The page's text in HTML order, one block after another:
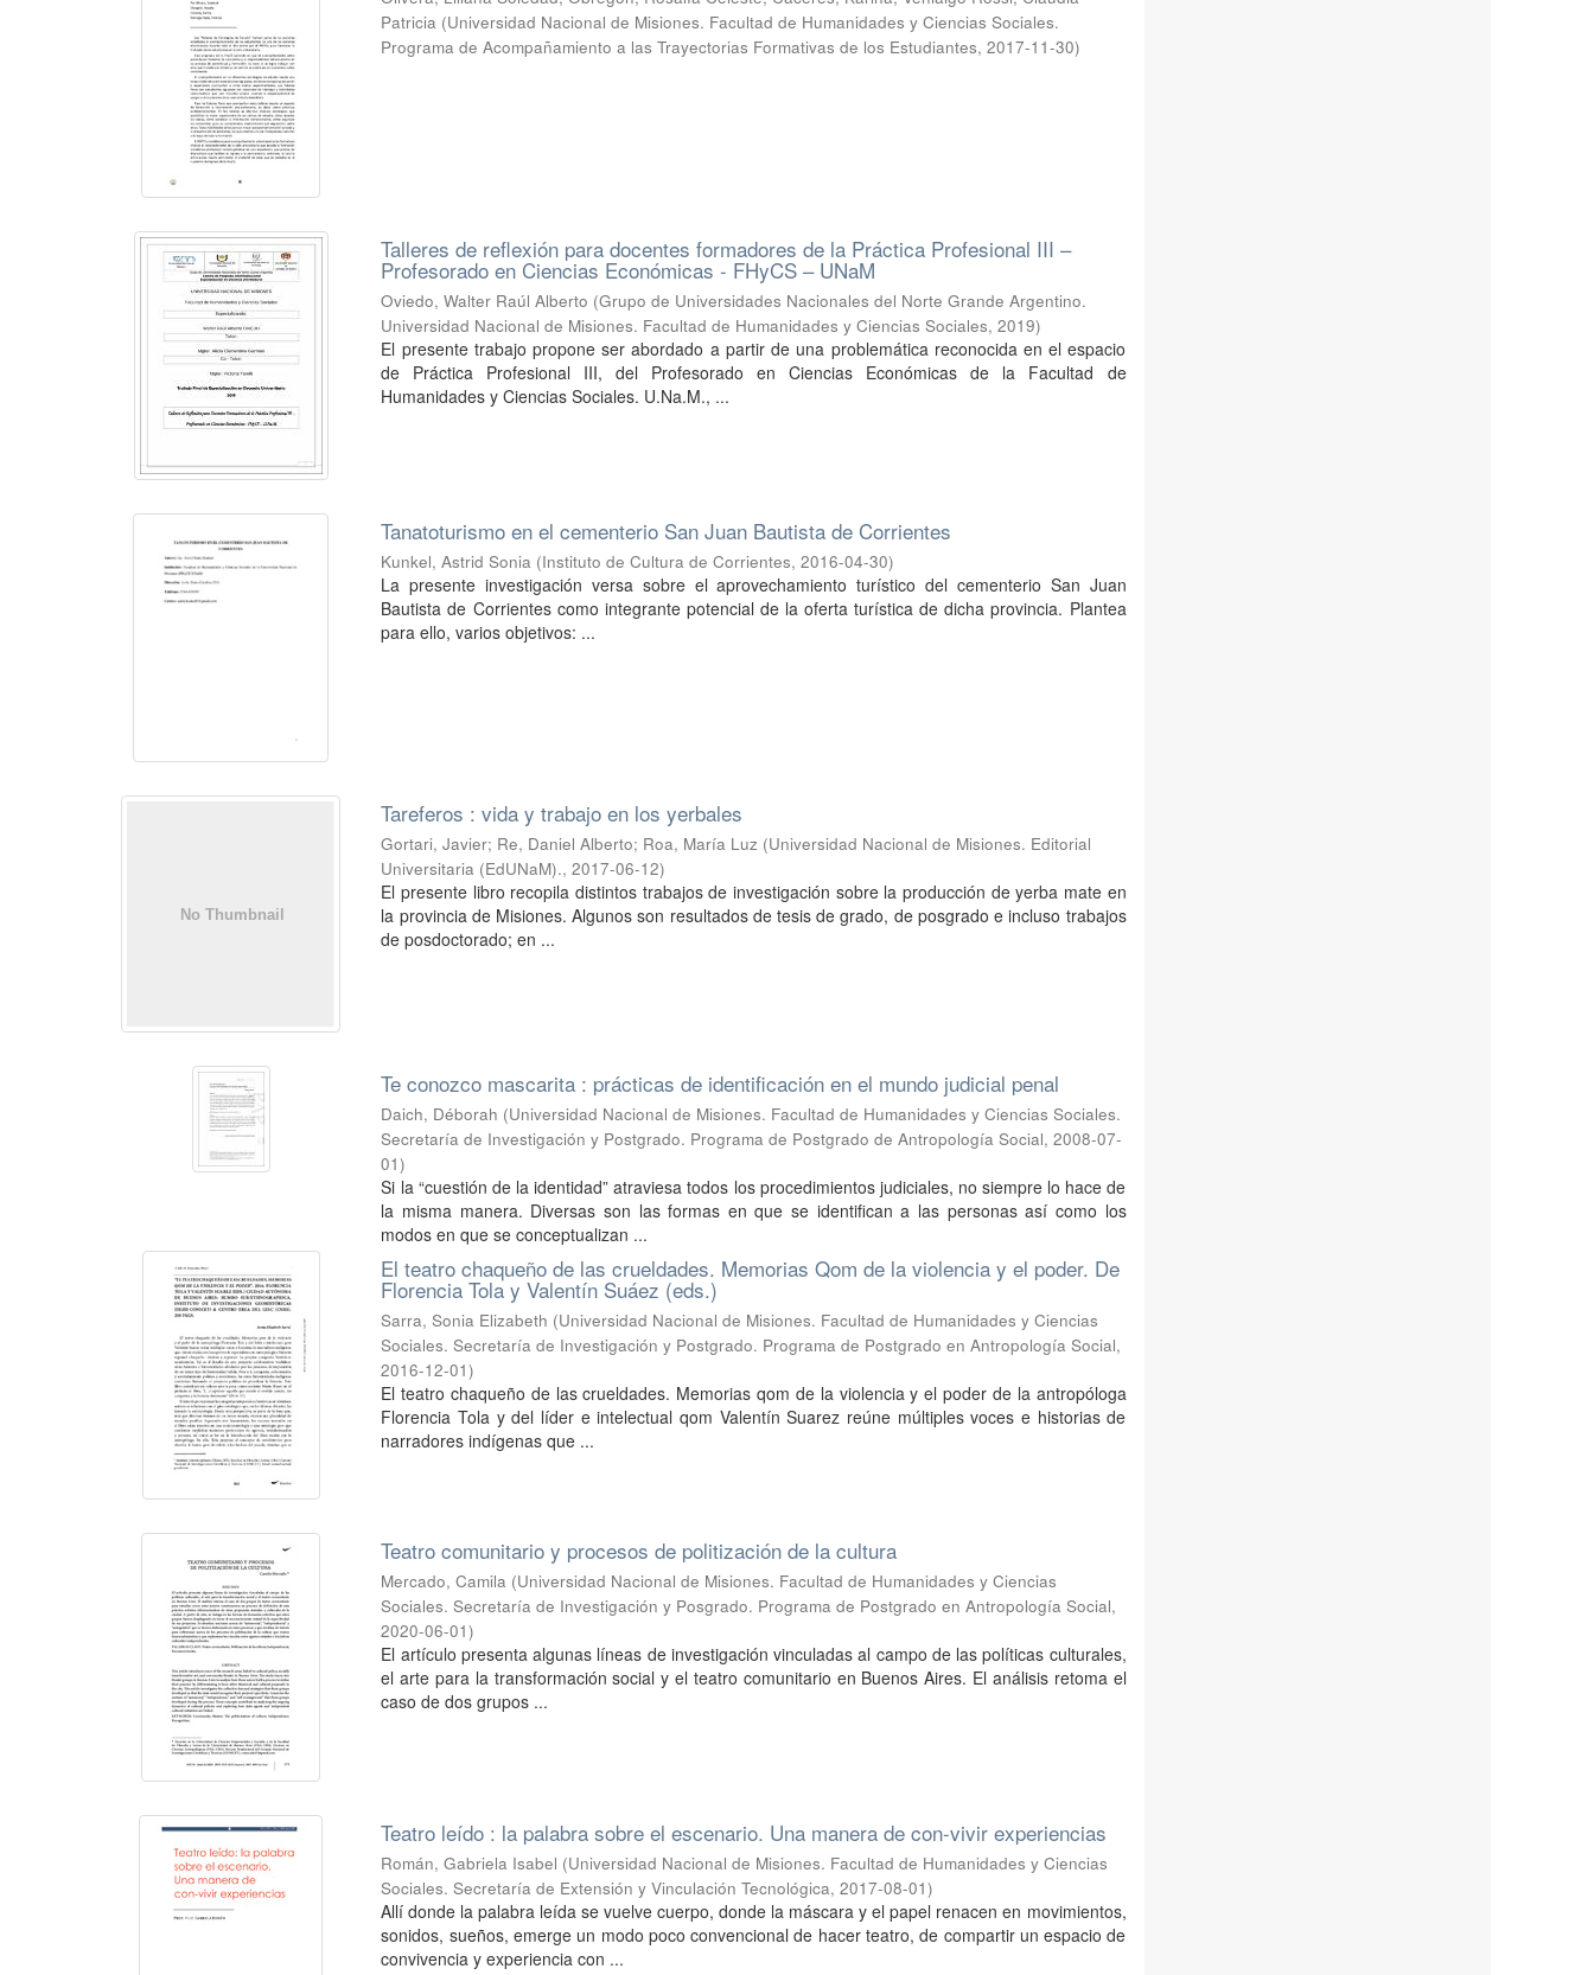
Patricia (Universidad Nacional de Misiones. Facultad de Humanidades y Ciencias Sociales.
Programa de Acompañamiento a las Trayectorias Formativas de los Estudiantes,2017-11-30)
Talleres de reflexión para docentes formadores de la Práctica Profesional III –
Profesorado en Ciencias Económicas - FHyCS – UNaM
Oviedo, Walter Raúl Alberto (Grupo de Universidades Nacionales del Norte Grande Argentino.
Universidad Nacional de Misiones. Facultad de Humanidades y Ciencias Sociales,2019)
El presente trabajo propone ser abordado a partir de una problemática reconocida en el espacio
de Práctica Profesional III, del Profesorado en Ciencias Económicas de la Facultad de
Humanidades y Ciencias Sociales. U.Na.M., ...
Tanatoturismo en el cementerio San Juan Bautista de Corrientes
Kunkel, Astrid Sonia (Instituto de Cultura de Corrientes,2016-04-30)
La presente investigación versa sobre el aprovechamiento turístico del cementerio San Juan
Bautista de Corrientes como integrante potencial de la oferta turística de dicha provincia. Plantea
para ello, varios objetivos: ...
Tareferos : vida y trabajo en los yerbales
Gortari, Javier; Re, Daniel Alberto; Roa, María Luz (Universidad Nacional de Misiones. Editorial
Universitaria (EdUNaM).,2017-06-12)
El presente libro recopila distintos trabajos de investigación sobre la producción de yerba mate en
la provincia de Misiones. Algunos son resultados de tesis de grado, de posgrado e incluso trabajos
de posdoctorado; en ...
Te conozco mascarita : prácticas de identificación en el mundo judicial penal
Daich, Déborah (Universidad Nacional de Misiones. Facultad de Humanidades y Ciencias Sociales.
Secretaría de Investigación y Postgrado. Programa de Postgrado de Antropología Social,2008-07-
01)
Si la “cuestión de la identidad” atraviesa todos los procedimientos judiciales, no siempre lo hace de
la misma manera. Diversas son las formas en que se identifican a las personas así como los
modos en que se conceptualizan ...
El teatro chaqueño de las crueldades. Memorias Qom de la violencia y el poder. De
Florencia Tola y Valentín Suáez (eds.)
Sarra, Sonia Elizabeth (Universidad Nacional de Misiones. Facultad de Humanidades y Ciencias
Sociales. Secretaría de Investigación y Postgrado. Programa de Postgrado en Antropología Social,
2016-12-01)
El teatro chaqueño de las crueldades. Memorias qom de la violencia y el poder de la antropóloga
Florencia Tola y del líder e intelectual qom Valentín Suarez reúne múltiples voces e historias de
narradores indígenas que ...
Teatro comunitario y procesos de politización de la cultura
Mercado, Camila (Universidad Nacional de Misiones. Facultad de Humanidades y Ciencias
Sociales. Secretaría de Investigación y Posgrado. Programa de Postgrado en Antropología Social,
2020-06-01)
El artículo presenta algunas líneas de investigación vinculadas al campo de las políticas culturales,
el arte para la transformación social y el teatro comunitario en Buenos Aires. El análisis retoma el
caso de dos grupos ...
Teatro leído : la palabra sobre el escenario. Una manera de con-vivir experiencias
Román, Gabriela Isabel (Universidad Nacional de Misiones. Facultad de Humanidades y Ciencias
Sociales. Secretaría de Extensión y Vinculación Tecnológica,2017-08-01)
Allí donde la palabra leída se vuelve cuerpo, donde la máscara y el papel renacen en movimientos,
sonidos, sueños, emerge un modo poco convencional de hacer teatro, de compartir un espacio de
convivencia y experiencia con ...